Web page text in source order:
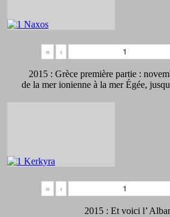
« ‹
2015 : Grèce première partie :
de la mer ionienne à la mer Égée,
« ‹
2015 : Et voici l’